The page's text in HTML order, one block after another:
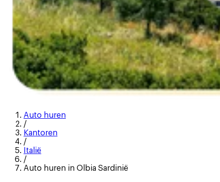
Auto huren
/
Kantoren
/
Italië
/
Auto huren in Olbia Sardinië